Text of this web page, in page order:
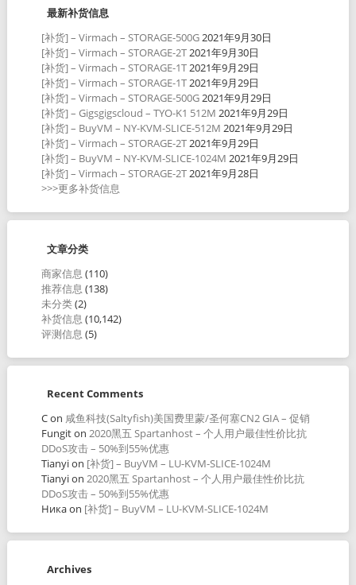
最新补货信息
[补货] – Virmach – STORAGE-500G2021年9月30日
[补货] – Virmach – STORAGE-2T2021年9月30日
[补货] – Virmach – STORAGE-1T2021年9月29日
[补货] – Virmach – STORAGE-1T2021年9月29日
[补货] – Virmach – STORAGE-500G2021年9月29日
[补货] – Gigsgigscloud – TYO-K1 512M 2021年9月29日
[补货] – BuyVM – NY-KVM-SLICE-512M 2021年9月29日
[补货] – Virmach – STORAGE-2T2021年9月29日
[补货] – BuyVM – NY-KVM-SLICE-1024M 2021年9月29日
[补货] – Virmach – STORAGE-2T2021年9月28日
>>>更多补货信息
文章分类
商家信息 (110)
推荐信息 (138)
未分类(2)
补货信息 (10,142)
评测信息 (5)
Recent Comments
Con 咸鱼科技(Saltyfish)美国费里蒙/圣何塞CN2 GIA – 促销
Fungiton 2020黑五 Spartanhost – 个人用户最佳性价比抗
DDoS攻击 – 50%到55%优惠
Tianyion [补货] – BuyVM – LU-KVM-SLICE-1024M
Tianyion 2020黑五 Spartanhost – 个人用户最佳性价比抗
DDoS攻击 – 50%到55%优惠
Никаon [补货] – BuyVM – LU-KVM-SLICE-1024M
Archives